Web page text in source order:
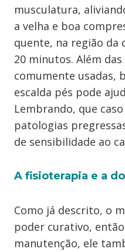
musculatura,
a velha e boa
quente, na região da
20 minutos. Além
comumente usadas,
escalda pés pode
Lembrando, que
patologias
de sensibilidade ao
A fisioterapia e a
Como já descrito, o
poder curativo,
manutenção, ele